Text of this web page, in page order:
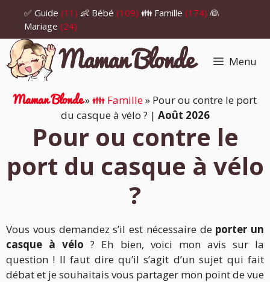
contenu
✅ Guide (11) 👶 Bébé (109) 👪 Famille (174) 👰
Mariage (24)
Menu
Maman Blonde»👪 Famille» Pour ou contre le port
du casque à vélo ? | Août 2026
Pour ou contre le
port du casque à vélo
?
Vous vous demandez s’il est nécessaire de porter un
casque à vélo ? Eh bien, voici mon avis sur la
question ! Il faut dire qu’il s’agit d’un sujet qui fait
débat et je souhaitais vous partager mon point de vue